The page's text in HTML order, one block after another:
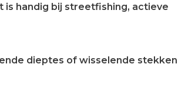
handig bij streetfishing, actieve
dieptes of wisselende stekken